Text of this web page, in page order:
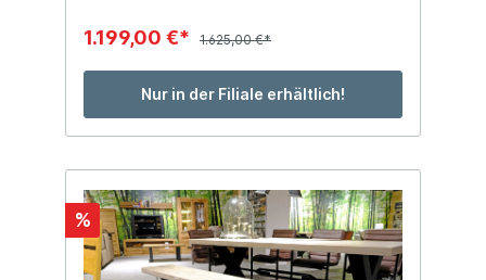
1.199,00 €* 1.625,00 €*
Nur in der Filiale erhältlich!
%